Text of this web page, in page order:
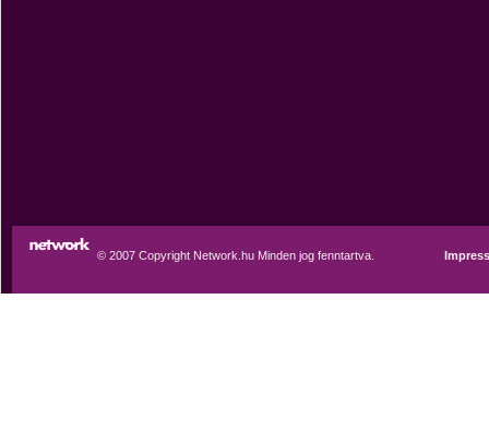
© 2007 Copyright Network.hu Minden jog fenntartva.